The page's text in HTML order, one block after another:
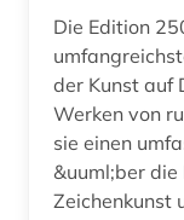
comic (3)
Die Edition
der Kunst auf
Werken von
sie einen
&uuml;ber
Zeichenkunst